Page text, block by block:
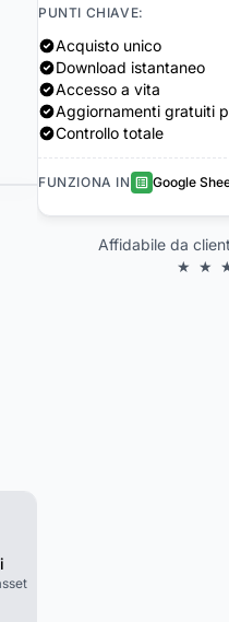
PUNTI CHIAVE:
Acquisto unico
Download istantaneo
Accesso a vita
Aggiornamenti gratuiti
Controllo totale
FUNZIONA IN Google
Affidabile da
★ ★